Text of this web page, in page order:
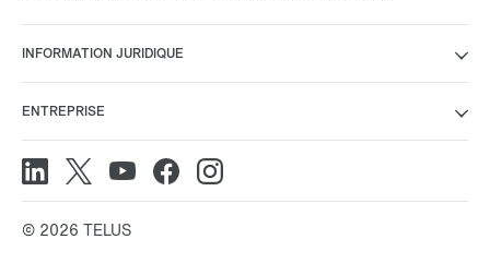
INFORMATION JURIDIQUE
ENTREPRISE
© 2026 TELUS